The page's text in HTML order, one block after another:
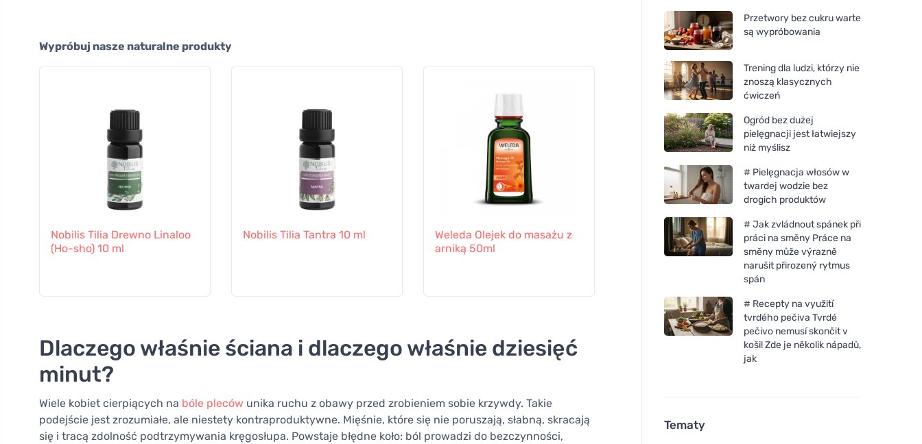
Wypróbuj nasze naturalne produkty
Nobilis Tilia Drewno Linaloo
(Ho-sho) 10 ml
Nobilis Tilia Tantra 10 ml
Weleda Olejek do masażu z
arniką 50ml
Weleda Olejek łagodzący z
lawendy 100ml
Nobilis Tilia Olej
100ml
Dlaczego właśnie ściana i dlaczego właśnie dziesięć
minut?
Wiele kobiet cierpiących na bóle pleców unika ruchu z obawy przed zrobieniem sobie krzywdy. Takie
podejście jest zrozumiałe, ale niestety kontraproduktywne. Mięśnie, które się nie poruszają, słabną, skracają
się i tracą zdolność podtrzymywania kręgosłupa. Powstaje błędne koło: ból prowadzi do bezczynności,
Przetwory bez cukru warte
są wypróbowania
Trening dla ludzi, którzy nie
znoszą klasycznych
ćwiczeń
Ogród bez dużej
pielęgnacji jest łatwiejszy
niż myślisz
# Pielęgnacja włosów w
twardej wodzie bez
drogich produktów
# Jak zvládnout spánek při
práci na směny Práce na
směny může výrazně
narušit přirozený rytmus
spán
# Recepty na využití
tvrdého pečiva Tvrdé
pečivo nemusí skončit v
koši! Zde je několik nápadů,
jak
Tematy